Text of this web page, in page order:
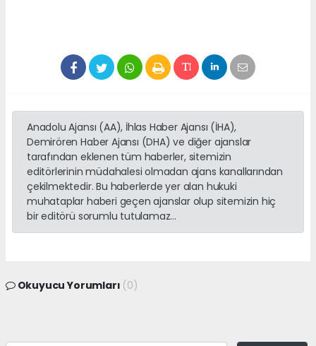
Anadolu Ajansı (AA), İhlas Haber Ajansı (İHA),
Demirören Haber Ajansı (DHA) ve diğer ajanslar
tarafından eklenen tüm haberler, sitemizin
editörlerinin müdahalesi olmadan ajans kanallarından
çekilmektedir. Bu haberlerde yer alan hukuki
muhataplar haberi geçen ajanslar olup sitemizin hiç
bir editörü sorumlu tutulamaz...
Okuyucu Yorumları (0)